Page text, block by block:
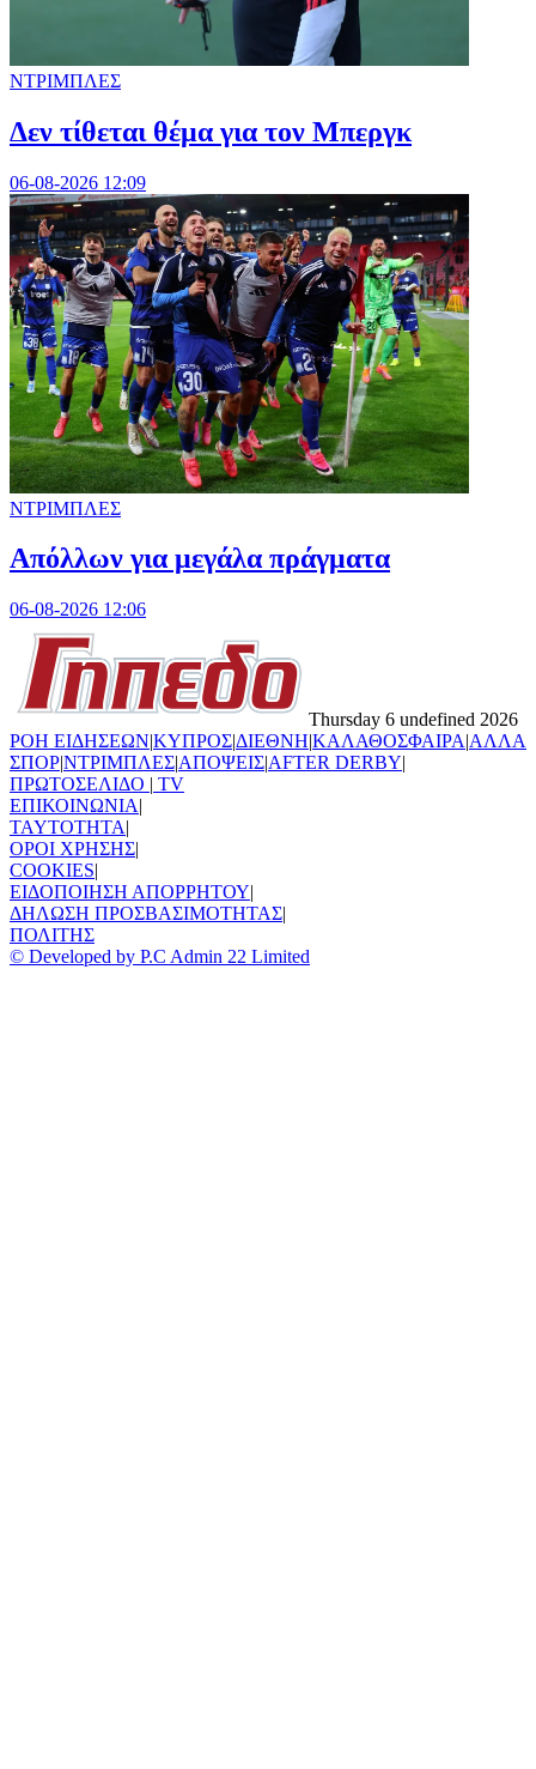
ΝΤΡΙΜΠΛΕΣ
Δεν τίθεται θέμα για τον Μπεργκ
06-08-2026 12:09
ΝΤΡΙΜΠΛΕΣ
Απόλλων για μεγάλα πράγματα
06-08-2026 12:06
Thursday 6 undefined 2026
ΡΟΗ ΕΙΔΗΣΕΩΝ|ΚΥΠΡΟΣ|ΔΙΕΘΝΗ|ΚΑΛΑΘΟΣΦΑΙΡΑ|ΑΛΛΑ
ΣΠΟΡ|ΝΤΡΙΜΠΛΕΣ|ΑΠΟΨΕΙΣ|AFTER DERBY|
ΠΡΩΤΟΣΕΛΙΔΟ | TV
ΕΠΙΚΟΙΝΩΝΙΑ|
TAYTOTHTA|
ΟΡΟΙ ΧΡΗΣΗΣ|
COOKIES|
ΕΙΔΟΠΟΙΗΣΗ ΑΠΟΡΡΗΤΟΥ|
ΔΗΛΩΣΗ ΠΡΟΣΒΑΣΙΜΟΤΗΤΑΣ|
ΠΟΛΙΤΗΣ
© Developed by P.C Admin 22 Limited